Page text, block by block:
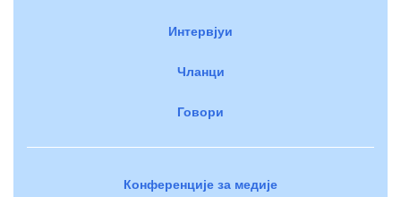
Интервјуи
Чланци
Говори
Конференције за медије